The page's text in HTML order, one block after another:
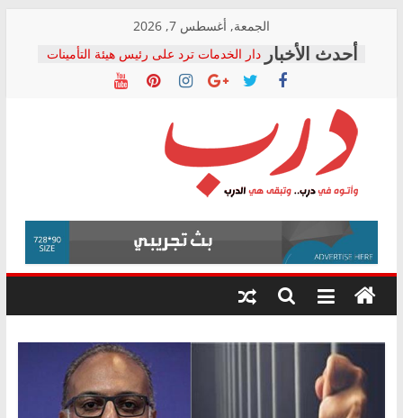
content
الجمعة, أغسطس 7, 2026
دار الخدمات ترد على رئيس هيئة التأمينات
بعد مؤتمره الصحفي: إنكار الأزمة لا ينهي
معاناة أصحاب المعاشات.. ونطالب بكشف
فرحات سليمان يكتب: القطاع الصحي إلى
أين؟
حزب التحالف الشعبي يطلق لجنة “الحق
في الصحة” بالإسكندرية لرصد الانتهاكات
ودعم المرضى
الوزاري لمدينة الصحفيين.. وانتهاء أعمال
إنشاء المبنى الإداري
المجلس القومي لحقوق الإنسان يعلن
متابعة قضية الدكتور محمد زهران.. ويؤكد:
قرينة البراءة وضمانات المحاكمة العادلة
درب
وأتوه
درب..
وتبقى
هي